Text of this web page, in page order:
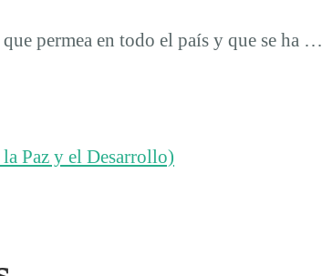
permea en todo el país y que se ha …
Paz y el Desarrollo)